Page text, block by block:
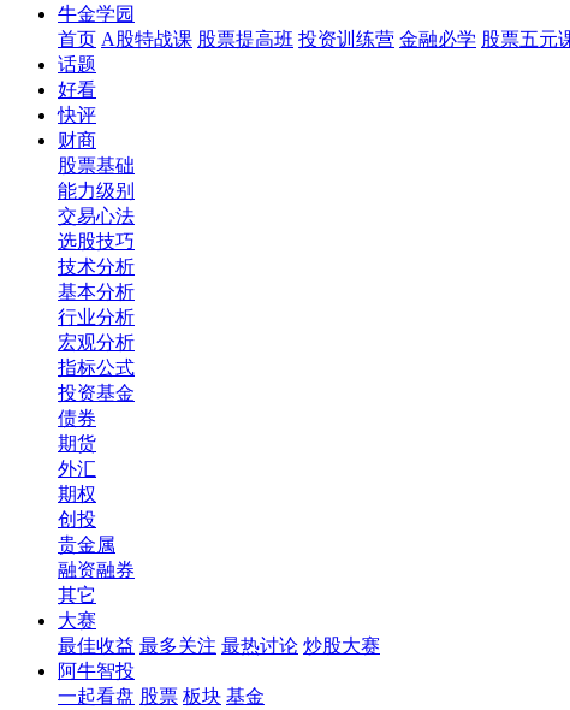
牛金学园
首页 A股特战课 股票提高班 投资训练营 金融必学 股票五元
话题
好看
快评
财商
股票基础
能力级别
交易心法
选股技巧
技术分析
基本分析
行业分析
宏观分析
指标公式
投资基金
债券
期货
外汇
期权
创投
贵金属
融资融券
其它
大赛
最佳收益 最多关注 最热讨论 炒股大赛
阿牛智投
一起看盘 股票 板块 基金